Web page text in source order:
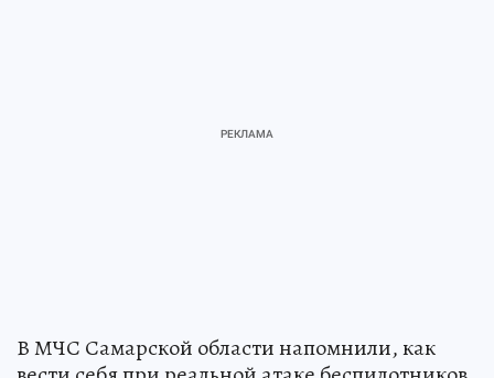
В МЧС Самарской области напомнили, как